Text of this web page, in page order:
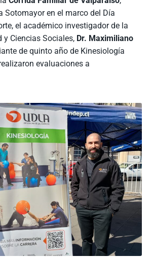
Sotomayor en el marco del Día
el académico investigador de la
y Ciencias Sociales, Dr. Maximiliano
de quinto año de Kinesiología
evaluaciones a